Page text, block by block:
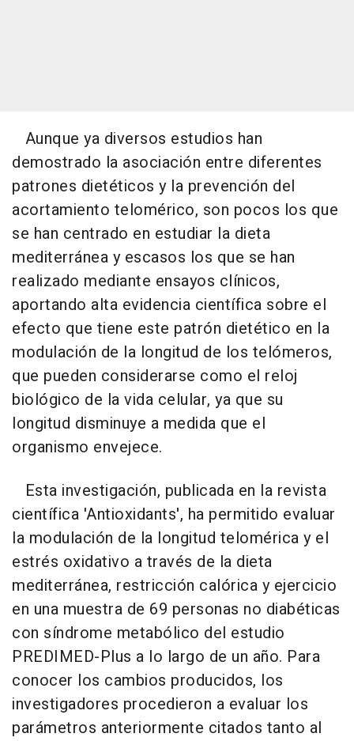
Aunque ya diversos estudios han
demostrado la asociación entre diferentes
patrones dietéticos y la prevención del
acortamiento telomérico, son pocos los que
se han centrado en estudiar la dieta
mediterránea y escasos los que se han
realizado mediante ensayos clínicos,
aportando alta evidencia científica sobre el
efecto que tiene este patrón dietético en la
modulación de la longitud de los telómeros,
que pueden considerarse como el reloj
biológico de la vida celular, ya que su
longitud disminuye a medida que el
organismo envejece.
Esta investigación, publicada en la revista
científica 'Antioxidants', ha permitido evaluar
la modulación de la longitud telomérica y el
estrés oxidativo a través de la dieta
mediterránea, restricción calórica y ejercicio
en una muestra de 69 personas no diabéticas
con síndrome metabólico del estudio
PREDIMED-Plus a lo largo de un año. Para
conocer los cambios producidos, los
investigadores procedieron a evaluar los
parámetros anteriormente citados tanto al